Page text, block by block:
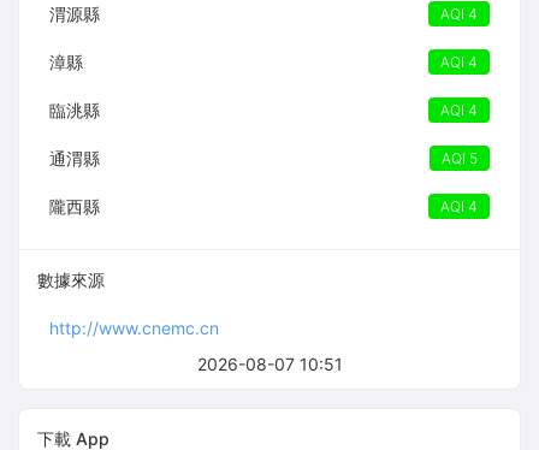
2026-08-07 10:51
渭源縣 AQI 4
漳縣 AQI 4
臨洮縣 AQI 4
通渭縣 AQI 5
隴西縣 AQI 4
數據來源
http://www.cnemc.cn
下載 App